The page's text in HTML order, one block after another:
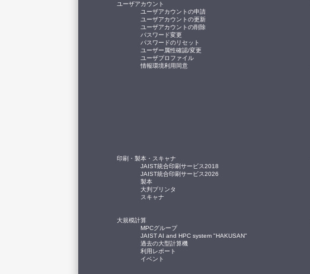
ユーザアカウント
ユーザアカウントの申請
ユーザアカウントの更新
ユーザアカウントの削除
パスワード変更
パスワードのリセット
ユーザー属性確認/変更
ユーザプロファイル
情報環境利用同意
印刷・製本・スキャナ
JAIST統合印刷サービス2018
JAIST統合印刷サービス2026
製本
大判プリンタ
スキャナ
大規模計算
MPCグループ
JAIST AI and HPC system "HAKUSAN"
過去の大型計算機
利用レポート
イベント